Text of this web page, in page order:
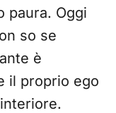
paura. Oggi
so se
è
il proprio ego